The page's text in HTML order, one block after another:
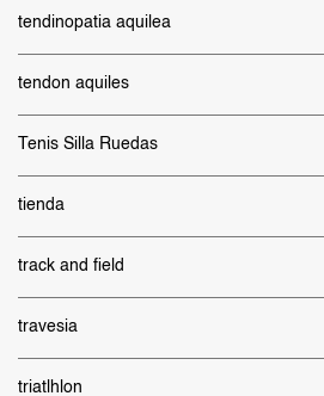
tendinopatia aquilea
tendon aquiles
Tenis Silla Ruedas
tienda
track and field
travesia
triatlhlon